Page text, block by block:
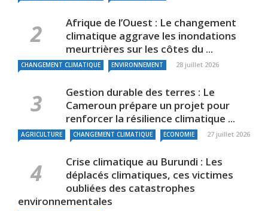
Afrique de l’Ouest : Le changement
climatique aggrave les inondations
meurtrières sur les côtes du ...
CHANGEMENT CLIMATIQUE ENVIRONNEMENT 28 juillet 2026
Gestion durable des terres : Le
Cameroun prépare un projet pour
renforcer la résilience climatique ...
AGRICULTURE CHANGEMENT CLIMATIQUE ECONOMIE 27 juillet 2026
Crise climatique au Burundi : Les
déplacés climatiques, ces victimes
oubliées des catastrophes
environnementales